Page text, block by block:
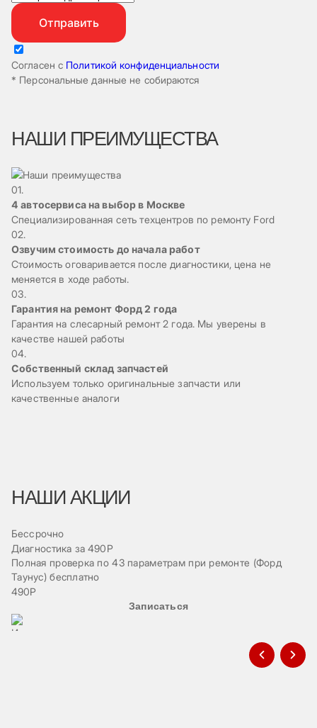
Согласен с Политикой конфиденциальности
* Персональные данные не собираются
НАШИ ПРЕИМУЩЕСТВА
01.
4 автосервиса на выбор в Москве
Специализированная сеть техцентров по ремонту Ford
02.
Озвучим стоимость до начала работ
Стоимость оговаривается после диагностики, цена не
меняется в ходе работы.
03.
Гарантия на ремонт Форд 2 года
Гарантия на слесарный ремонт 2 года. Мы уверены в
качестве нашей работы
04.
Собственный склад запчастей
Используем только оригинальные запчасти или
качественные аналоги
НАШИ АКЦИИ
Бессрочно
Диагностика за 490Р
Полная проверка по 43 параметрам при ремонте (Форд
Таунус) бесплатно
490Р
Записаться